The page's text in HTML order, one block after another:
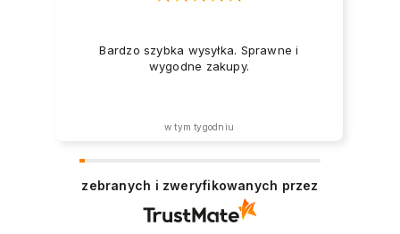
Bardzo szybka wysyłka. Sprawne i
wygodne zakupy.
w tym tygodniu
zebranych i zweryfikowanych przez